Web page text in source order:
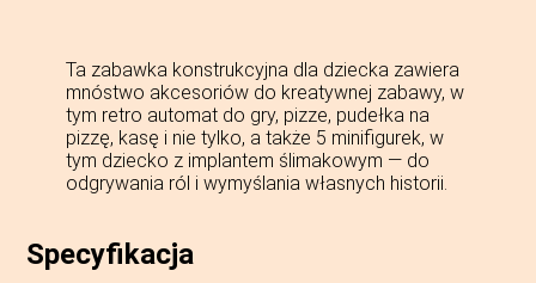
Ta zabawka konstrukcyjna dla dziecka zawiera
mnóstwo akcesoriów do kreatywnej zabawy, w
tym retro automat do gry, pizze, pudełka na
pizzę, kasę i nie tylko, a także 5 minifigurek, w
tym dziecko z implantem ślimakowym — do
odgrywania ról i wymyślania własnych historii.
Specyfikacja